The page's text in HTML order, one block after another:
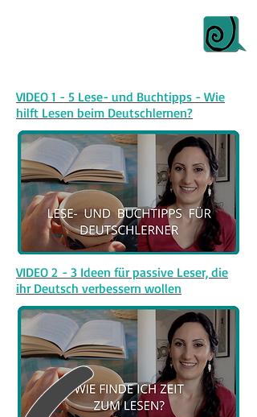
VIDEO 1 - 5 Lese- und Buchtipps - Wie
hilft Lesen beim Deutschlernen?
VIDEO 2 - 3 Ideen für passive Leser, die
ihr Deutsch verbessern wollen